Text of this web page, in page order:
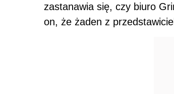
zastanawia się, czy biuro
on, że żaden z